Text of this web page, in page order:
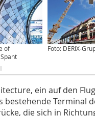
of
Foto: DERIX-
ein auf den
Terminal
die sich in